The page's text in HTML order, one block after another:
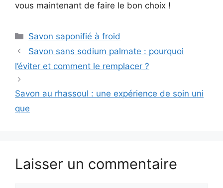
vous maintenant de faire le bon choix !
Catégories
Savon saponifié à froid
Savon sans sodium palmate : pourquoi
l’éviter et comment le remplacer ?
Savon au rhassoul : une expérience de soin uni
que
Laisser un commentaire